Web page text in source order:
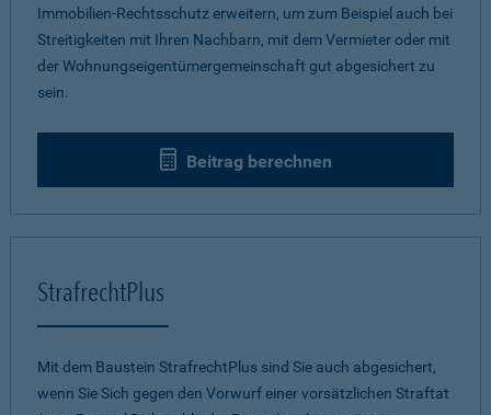
Immobilien-Rechtsschutz erweitern, um zum Beispiel auch bei
Streitigkeiten mit Ihren Nachbarn, mit dem Vermieter oder mit
der Wohnungseigentümergemeinschaft gut abgesichert zu
sein.
Beitrag berechnen
StrafrechtPlus
Mit dem Baustein StrafrechtPlus sind Sie auch abgesichert,
wenn Sie Sich gegen den Vorwurf einer vorsätzlichen Straftat